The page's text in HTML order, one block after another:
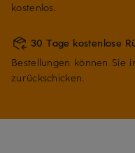
kostenlos.
30 Tage kostenlose
Bestellungen können Sie
zurückschicken.